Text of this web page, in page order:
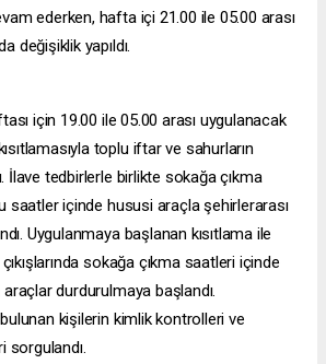
ederken, hafta içi 21.00 ile 05.00 arası
değişiklik yapıldı.
için 19.00 ile 05.00 arası uygulanacak
toplu iftar ve sahurların
tedbirlerle birlikte sokağa çıkma
saatler içinde hususi araçla şehirlerarası
Uygulanmaya başlanan kısıtlama ile
sokağa çıkma saatleri içinde
durdurulmaya başlandı.
kişilerin kimlik kontrolleri ve
sorgulandı.